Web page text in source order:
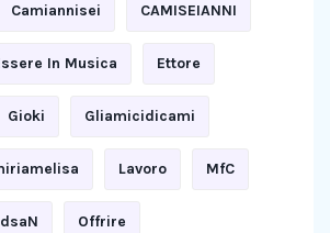
Camiannisei CAMISEIANNI
In Musica Ettore
Gioki Gliamicidicami
Lavoro MfC
Offrire